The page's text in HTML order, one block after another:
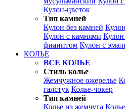
Кулон-цветок
Тип камней
Кулон без камней
Кулон с камнями
фианитом Кулон с
КОЛЬЕ
ВСЕ КОЛЬЕ
Стиль колье
Жемчужное ожерелье
галстук Колье-чокер
Тип камней
Колье из жемчуга